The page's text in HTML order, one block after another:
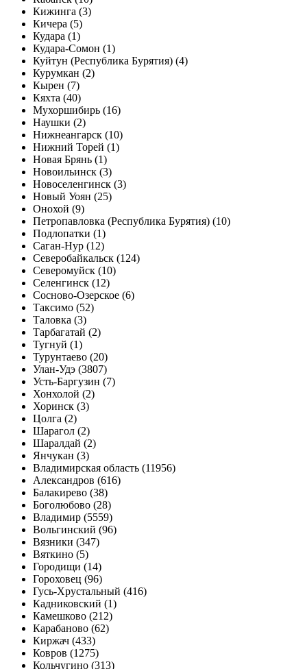
Кижинга (3)
Кичера (5)
Кудара (1)
Кудара-Сомон (1)
Куйтун (Республика Бурятия) (4)
Курумкан (2)
Кырен (7)
Кяхта (40)
Мухоршибирь (16)
Наушки (2)
Нижнеангарск (10)
Нижний Торей (1)
Новая Брянь (1)
Новоильинск (3)
Новоселенгинск (3)
Новый Уоян (25)
Онохой (9)
Петропавловка (Республика Бурятия) (10)
Подлопатки (1)
Саган-Нур (12)
Северобайкальск (124)
Северомуйск (10)
Селенгинск (12)
Сосново-Озерское (6)
Таксимо (52)
Таловка (3)
Тарбагатай (2)
Тугнуй (1)
Турунтаево (20)
Улан-Удэ (3807)
Усть-Баргузин (7)
Хонхолой (2)
Хоринск (3)
Цолга (2)
Шарагол (2)
Шаралдай (2)
Янчукан (3)
Владимирская область (11956)
Александров (616)
Балакирево (38)
Боголюбово (28)
Владимир (5559)
Вольгинский (96)
Вязники (347)
Вяткино (5)
Городищи (14)
Гороховец (96)
Гусь-Хрустальный (416)
Кадниковский (1)
Камешково (212)
Карабаново (62)
Киржач (433)
Ковров (1275)
Кольчугино (313)